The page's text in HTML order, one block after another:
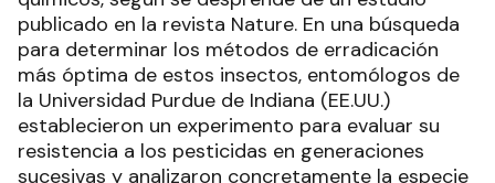
publicado en la revista Nature. En una búsqueda
para determinar los métodos de erradicación
más óptima de estos insectos, entomólogos de
la Universidad Purdue de Indiana (EE.UU.)
establecieron un experimento para evaluar su
resistencia a los pesticidas en generaciones
sucesivas y analizaron concretamente la especie